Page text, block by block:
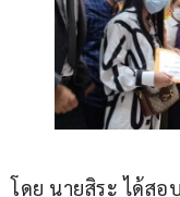
โดย นายสิระ ได้ส